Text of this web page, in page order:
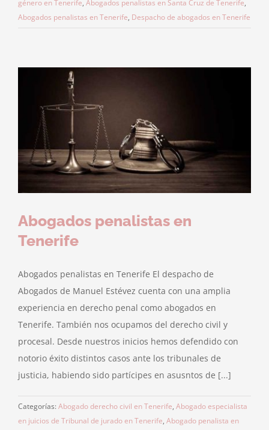
género en Tenerife, Abogados penalistas en Santa Cruz de Tenerife,
Abogados penalistas en Tenerife, Despacho de abogados en Tenerife
Abogados penalistas en
Tenerife
Abogados penalistas en Tenerife El despacho de
Abogados de Manuel Estévez cuenta con una amplia
experiencia en derecho penal como abogados en
Tenerife. También nos ocupamos del derecho civil y
procesal. Desde nuestros inicios hemos defendido con
notorio éxito distintos casos ante los tribunales de
justicia, habiendo sido partícipes en asusntos de [...]
Categorías: Abogado derecho civil en Tenerife, Abogado especialista
en juicios de Tribunal de jurado en Tenerife, Abogado penalista en